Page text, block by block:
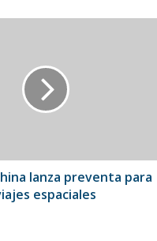
lanza preventa para
espaciales